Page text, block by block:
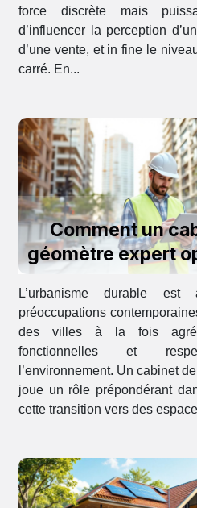
force discrète mais
d’influencer la perception
d’une vente, et in fine le
carré. En...
Comment un
géomètre expert
il l'urbanisme
L’urbanisme durable
préoccupations
des villes à la fois
fonctionnelles et
l’environnement. Un cabinet
joue un rôle prépondérant
cette transition vers des